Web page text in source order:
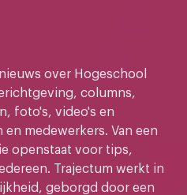
over Hogeschool
columns,
foto's, video's en
medewerkers. Van een
openstaat voor tips,
Trajectum werkt in
geborgd door een